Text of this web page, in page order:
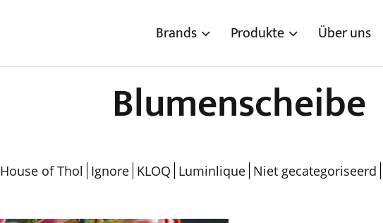
Brands Produkte Über uns
Blumenscheibe
House of Thol Ignore KLOQ Luminlique Niet gecategoriseerd